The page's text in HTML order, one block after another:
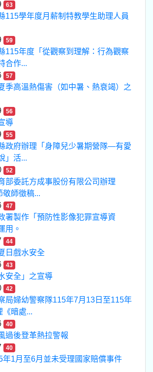
63
115學年度月薪制特教學生助理人員
59
115年度「從觀察到理解：行為觀察
合作...
57
季高溫熱傷害（如中暑、熱衰竭）之
56
導
55
政府辦理「身障兒少暑期營隊—有愛
」活...
52
部委託方成事股份有限公司辦理
敬師徵稿...
47
署製作「預防性影像犯罪宣導資
用。
44
日戲水安全
43
安全」之宣導
42
局婦幼警察隊115年7月13日至115年
《暗處...
40
過後登革熱拉警報
40
年1月至6月並未受理國家賠償事件